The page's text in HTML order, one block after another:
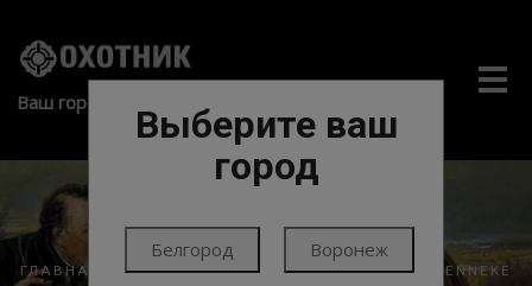
Ваш город:
Выберите ваш
город
Белгород Воронеж
ГЛАВНАЯ ПАТРОНЫ ПАТРОНЫ НАРЕЗНЫЕ BRENNEKE